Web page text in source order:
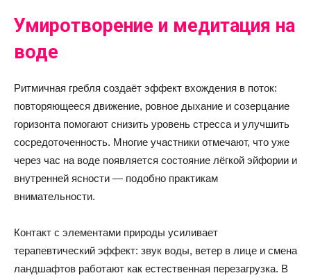
Умиротворение и медитация на
воде
Ритмичная гребля создаёт эффект вхождения в поток:
повторяющееся движение, ровное дыхание и созерцание
горизонта помогают снизить уровень стресса и улучшить
сосредоточенность. Многие участники отмечают, что уже
через час на воде появляется состояние лёгкой эйфории и
внутренней ясности — подобно практикам
внимательности.
Контакт с элементами природы усиливает
терапевтический эффект: звук воды, ветер в лице и смена
ландшафтов работают как естественная перезагрузка. В